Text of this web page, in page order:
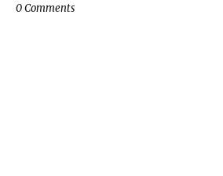
0 Comments